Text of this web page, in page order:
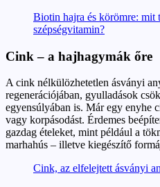
Biotin hajra és körömre: mit
szépségvitamin?
Cink – a hajhagymák őre
A cink nélkülözhetetlen ásványi
regenerációjában, gyulladások
egyensúlyában is. Már egy enyhe
vagy korpásodást. Érdemes
gazdag ételeket, mint például a
marhahús – illetve kiegészítő
Cink, az elfelejtett ásványi